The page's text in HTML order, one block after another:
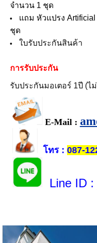
จำนวน 1 ชุด
แถม หัวแปรง
ชุด
ใบรับประกันสินค้า
การรับประกัน
รับประกันมอเตอร์ 1ปี (ไ
E-Mail :
โทร: 087-
Line ID :